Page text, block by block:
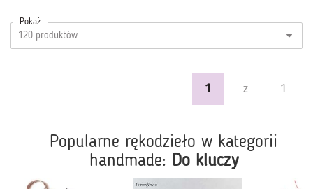
Pokaż
1 z 1
Popularne rękodzieło w kategorii
handmade: Do kluczy